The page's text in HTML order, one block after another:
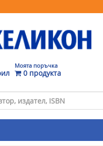
Моята поръчка
0 продукта